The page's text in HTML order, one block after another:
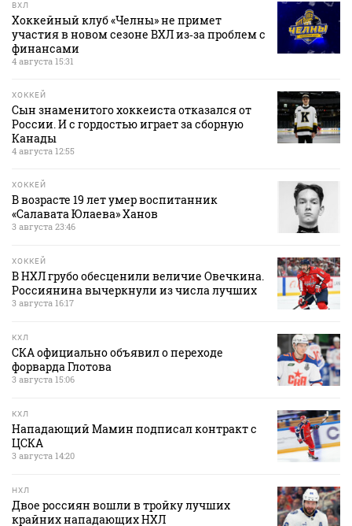
ВХЛ
Хоккейный клуб «Челны» не примет
участия в новом сезоне ВХЛ из‑за проблем с
финансами
4 августа 15:31
ХОККЕЙ
Сын знаменитого хоккеиста отказался от
России. И с гордостью играет за сборную
Канады
4 августа 12:55
ХОККЕЙ
В возрасте 19 лет умер воспитанник
«Салавата Юлаева» Ханов
3 августа 23:46
ХОККЕЙ
В НХЛ грубо обесценили величие Овечкина.
Россиянина вычеркнули из числа лучших
3 августа 16:17
КХЛ
СКА официально объявил о переходе
форварда Глотова
3 августа 15:06
КХЛ
Нападающий Мамин подписал контракт с
ЦСКА
3 августа 14:20
НХЛ
Двое россиян вошли в тройку лучших
крайних нападающих НХЛ